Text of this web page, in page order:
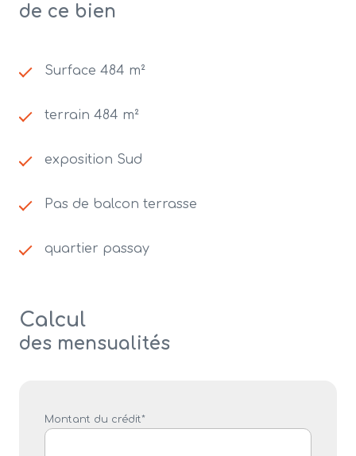
de ce bien
Surface 484 m²
terrain 484 m²
exposition Sud
Pas de balcon terrasse
quartier passay
Calcul
des mensualités
Montant du crédit*